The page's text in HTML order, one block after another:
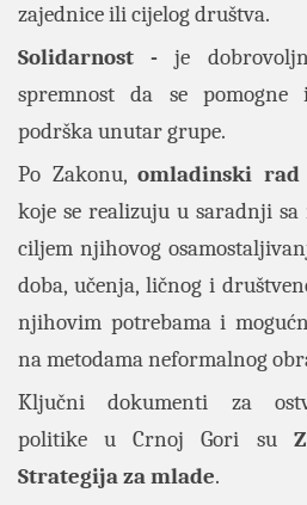
zajednice ili cijelog društva.
Solidarnost -
je
spremnost da se pomogne
podrška unutar grupe.
Po Zakonu,omladinski rad
koje se realizuju u saradnji
ciljem njihovog
doba, učenja, ličnog i
njihovim potrebama i
na metodama neformalnog
Ključni dokumenti za
politike u Crnoj Gori su
Strategija za mlade.